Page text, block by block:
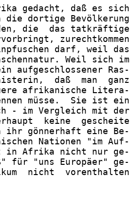
gedacht, daß es sich
die dortige Bevölkerung
die  das tatkräftige
zurechtkommen
darf, weil das
Weil sich im
aufgeschlossener Ras-
daß  man  ganz
afrikanische Litera-
müsse.  Sie ist ein
- im Vergleich mit der
keine  gescheite
ihr gönnerhaft eine Be-
Nationen "im Auf-
in Afrika nicht nur ge-
für "uns Europäer" ge-
nicht  vorenthalten